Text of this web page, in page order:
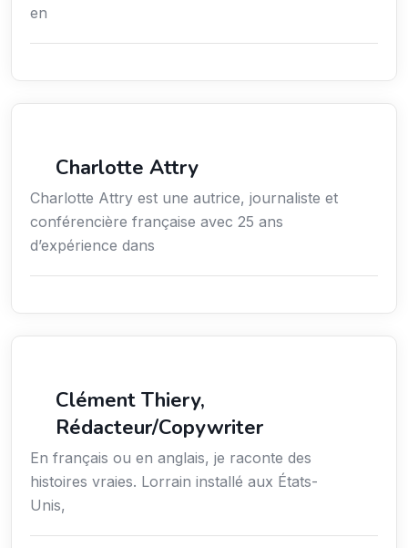
en
Charlotte Attry
Charlotte Attry est une autrice, journaliste et
conférencière française avec 25 ans
d’expérience dans
Clément Thiery,
Rédacteur/Copywriter
En français ou en anglais, je raconte des
histoires vraies. Lorrain installé aux États-
Unis,